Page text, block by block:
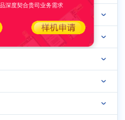
深度契合贵司业务需求